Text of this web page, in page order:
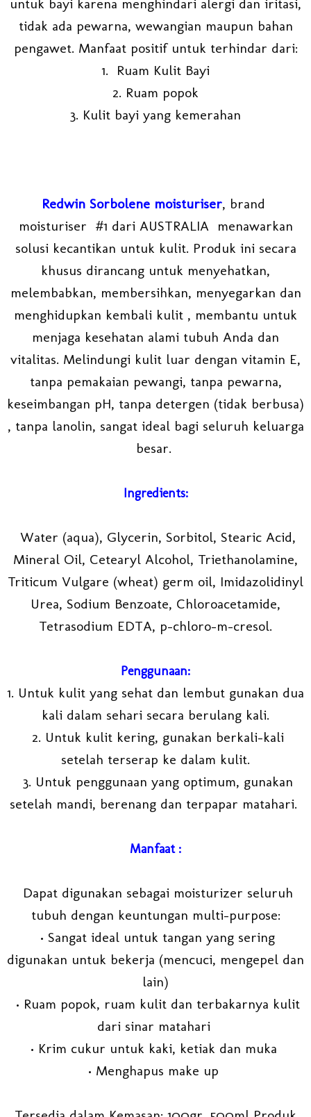
untuk bayi karena menghindari alergi dan iritasi,
tidak ada pewarna, wewangian maupun bahan
pengawet. Manfaat positif untuk terhindar dari:
1. Ruam Kulit Bayi
2. Ruam popok
3. Kulit bayi yang kemerahan
Redwin Sorbolene moisturiser, brand
moisturiser #1 dari AUSTRALIA menawarkan
solusi kecantikan untuk kulit. Produk ini secara
khusus dirancang untuk menyehatkan,
melembabkan, membersihkan, menyegarkan dan
menghidupkan kembali kulit , membantu untuk
menjaga kesehatan alami tubuh Anda dan
vitalitas. Melindungi kulit luar dengan vitamin E,
tanpa pemakaian pewangi, tanpa pewarna,
keseimbangan pH, tanpa detergen (tidak berbusa)
, tanpa lanolin, sangat ideal bagi seluruh keluarga
besar.
Ingredients:
Water (aqua), Glycerin, Sorbitol, Stearic Acid,
Mineral Oil, Cetearyl Alcohol, Triethanolamine,
Triticum Vulgare (wheat) germ oil, Imidazolidinyl
Urea, Sodium Benzoate, Chloroacetamide,
Tetrasodium EDTA, p-chloro-m-cresol.
Penggunaan:
1. Untuk kulit yang sehat dan lembut gunakan dua
kali dalam sehari secara berulang kali.
2. Untuk kulit kering, gunakan berkali-kali
setelah terserap ke dalam kulit.
3. Untuk penggunaan yang optimum, gunakan
setelah mandi, berenang dan terpapar matahari.
Manfaat :
Dapat digunakan sebagai moisturizer seluruh
tubuh dengan keuntungan multi-purpose:
• Sangat ideal untuk tangan yang sering
digunakan untuk bekerja (mencuci, mengepel dan
lain)
• Ruam popok, ruam kulit dan terbakarnya kulit
dari sinar matahari
• Krim cukur untuk kaki, ketiak dan muka
• Menghapus make up